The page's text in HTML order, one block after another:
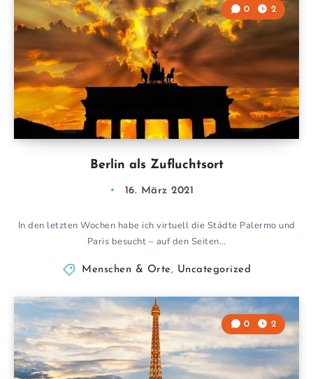
Berlin als Zufluchtsort
0 2
16. März 2021
In den letzten Wochen habe ich virtuell die Städte Palermo und
Paris besucht – auf den Seiten…
Menschen & Orte , Uncategorized
0 2